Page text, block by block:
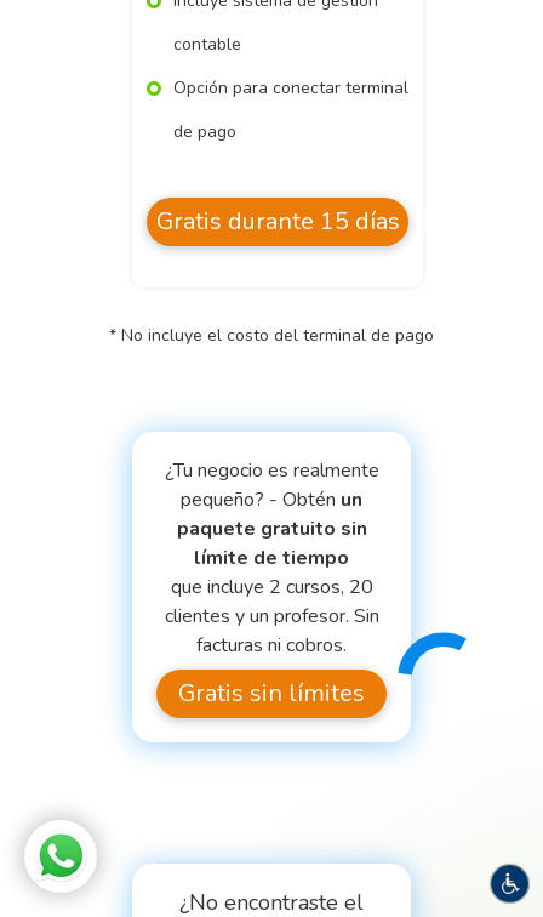
contable
Opción para conectar terminal
de pago
Gratis durante 15 días
* No incluye el costo del terminal de pago
¿Tu negocio es realmente
pequeño? - Obtén un
paquete gratuito sin
límite de tiempo
que incluye 2 cursos, 20
clientes y un profesor. Sin
facturas ni cobros.
Gratis sin límites
¿No encontraste el